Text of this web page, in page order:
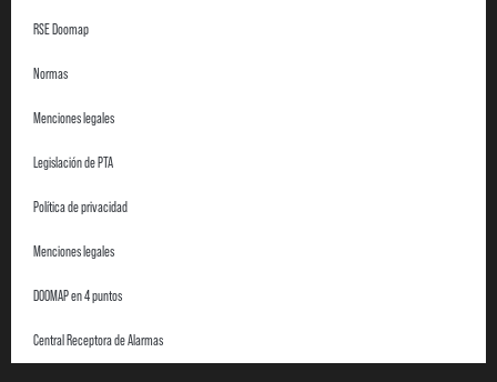
RSE Doomap
Normas
Menciones legales
Legislación de PTA
Política de privacidad
Menciones legales
DOOMAP en 4 puntos
Central Receptora de Alarmas